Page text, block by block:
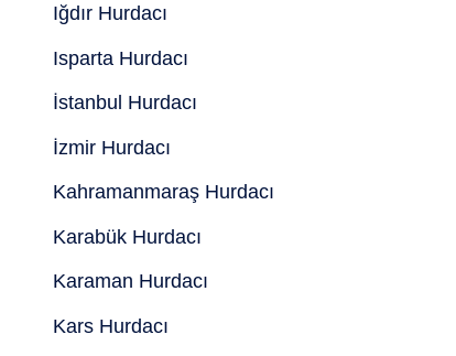
Iğdır Hurdacı
Isparta Hurdacı
İstanbul Hurdacı
İzmir Hurdacı
Kahramanmaraş Hurdacı
Karabük Hurdacı
Karaman Hurdacı
Kars Hurdacı